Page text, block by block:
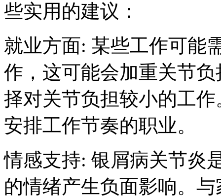
些实用的建议：
就业方面: 某些工作可能
作，这可能会加重关节
择对关节负担较小的工
安排工作节奏的职业。
情感支持: 银屑病关节炎
的情绪产生负面影响。